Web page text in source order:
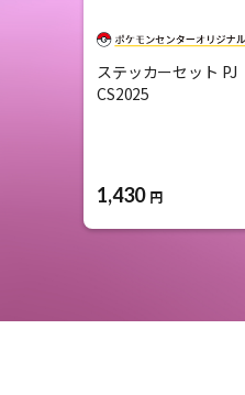
ステッカーセット PJ
CS2025
1,430 円